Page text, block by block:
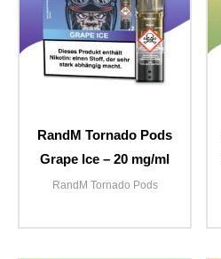
RandM Tornado Pods
Grape Ice – 20 mg/ml
RandM Tornado Pods